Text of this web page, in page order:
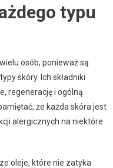
typu
osób, ponieważ są
skóry. Ich składniki
regenerację i ogólną
że każda skóra jest
alergicznych na niektóre
oleje, które nie zatyka